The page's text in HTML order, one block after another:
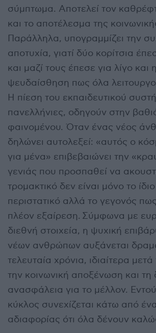
σύμπτωμα. Αποτελεί τον
και το αποτέλεσμα της
Παράλληλα, υπογραμμίζει την
αποτυχία, γιατί δύο κορίτσια
και μαζί τους έπεσε για λίγο και η
ψευδαίσθηση πως όλα
Η πίεση του εκπαιδευτικού
πανελλήνιες, οδηγούν στην
φαινομένου. Όταν ένας νέος
δηλώνει αυτολεξεί: «αυτός ο
για μένα» επιβεβαιώνει την
γενιάς που προσπαθεί να
τρομακτικό δεν είναι μόνο το
περιστατικό αλλά το γεγονός
πλέον εξαίρεση. Σύμφωνα με
διεθνή στοιχεία, η ψυχική
νέων ανθρώπων αυξάνεται
τελευταία χρόνια, ιδιαίτερα
την κοινωνική αποξένωση και τη
ανασφάλεια για το μέλλον.
κύκλος συνεχίζεται κάτω από
αδιαφορίας ότι όλα δένουν